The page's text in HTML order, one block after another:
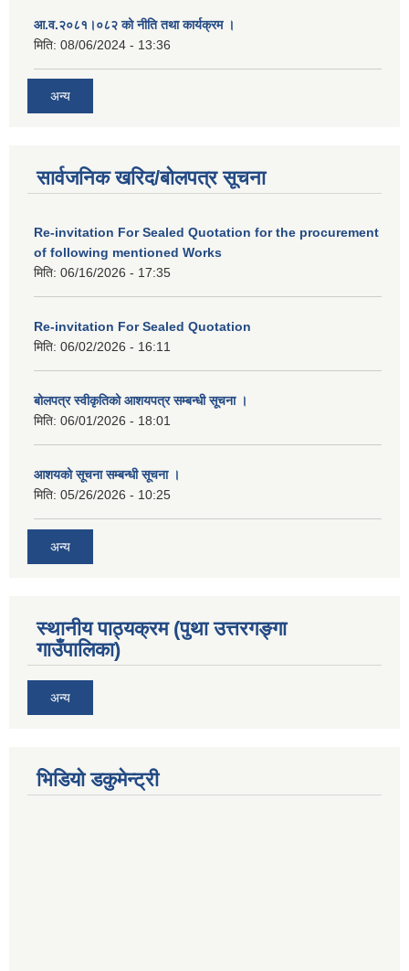
आ.व.२०८१।०८२ को नीति तथा कार्यक्रम ।
मिति: 08/06/2024 - 13:36
अन्य
सार्वजनिक खरिद/बोलपत्र सूचना
Re-invitation For Sealed Quotation for the procurement
of following mentioned Works
मिति: 06/16/2026 - 17:35
Re-invitation For Sealed Quotation
मिति: 06/02/2026 - 16:11
बोलपत्र स्वीकृतिको आशयपत्र सम्बन्धी सूचना ।
मिति: 06/01/2026 - 18:01
आशयको सूचना सम्बन्धी सूचना ।
मिति: 05/26/2026 - 10:25
अन्य
स्थानीय पाठ्यक्रम (पुथा उत्तरगङ्गा
गाउँपालिका)
अन्य
भिडियो डकुमेन्ट्री